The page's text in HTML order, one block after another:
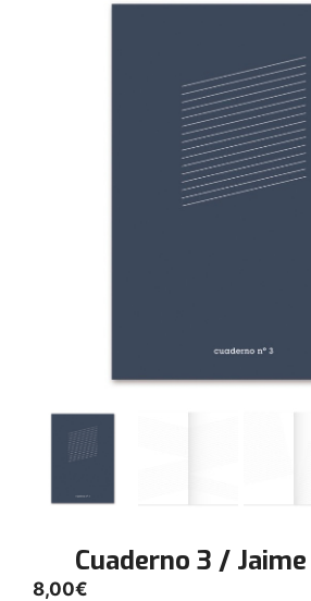
Cuaderno 3 /
8,00€